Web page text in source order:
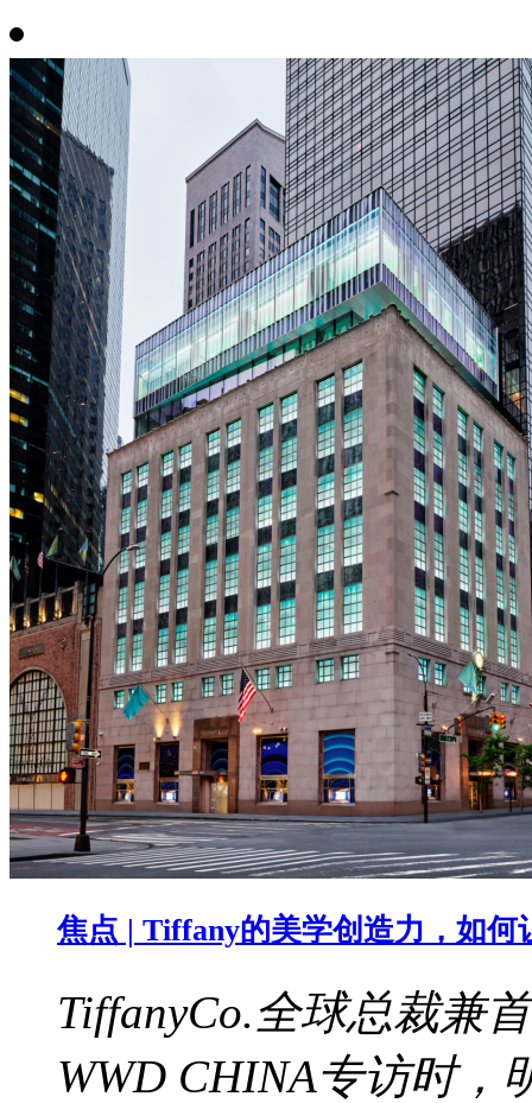
焦点 | Tiffany的美学创造力，如何
TiffanyCo.全球总裁兼
WWD CHINA专访时